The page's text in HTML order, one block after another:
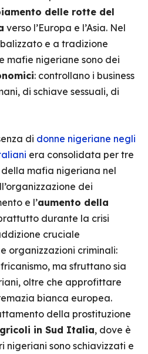
delle rotte del
verso l’Europa e l’Asia. Nel
e a tradizione
mafie nigeriane sono dei
: controllano i business
di schiave sessuali, di
di donne nigeriane negli
era consolidata per tre
mafia nigeriana nel
dei
e l’aumento della
durante la crisi
cruciale
organizzazioni criminali:
ma sfruttano sia
oltre che approfittare
bianca europea.
della prostituzione
in Sud Italia, dove è
nigeriani sono schiavizzati e